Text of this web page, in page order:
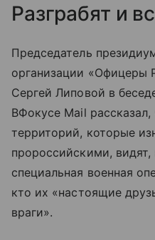
Разграбят и
Председатель
организации «Офицеры
Сергей Липовой в
ВФокусе Mail
территорий, которые
пророссийскими, видят,
специальная военная
кто их «настоящие
враги».